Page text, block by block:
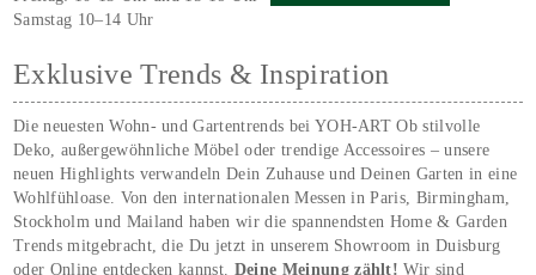
Samstag 10–14 Uhr
Exklusive Trends & Inspiration
Die neuesten Wohn- und Gartentrends bei YOH‑ART Ob stilvolle
Deko, außergewöhnliche Möbel oder trendige Accessoires – unsere
neuen Highlights verwandeln Dein Zuhause und Deinen Garten in eine
Wohlfühloase. Von den internationalen Messen in Paris, Birmingham,
Stockholm und Mailand haben wir die spannendsten Home & Garden
Trends mitgebracht, die Du jetzt in unserem Showroom in Duisburg
oder Online entdecken kannst. Deine Meinung zählt!Wir sind